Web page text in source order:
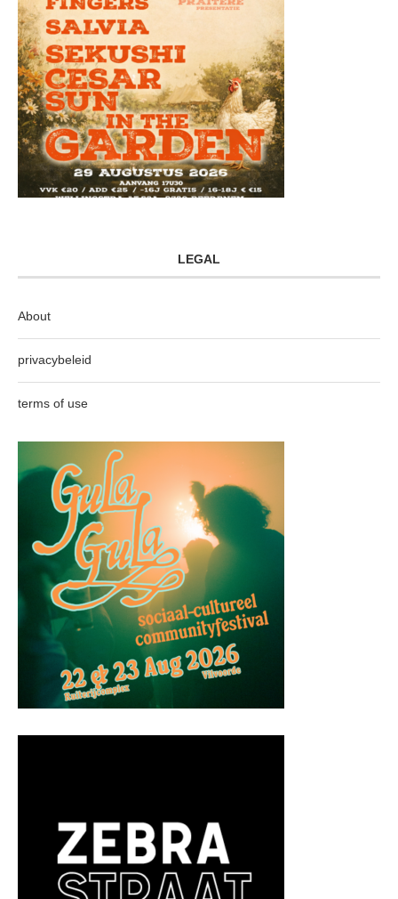
LEGAL
About
privacybeleid
terms of use